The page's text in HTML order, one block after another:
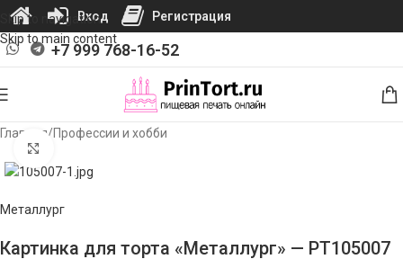
Skip to navigation
Skip to main content
+7 999 768-16-52
Главная/Профессии и хобби
Металлург
Картинка для торта «Металлург» — PT105007
Вход Регистрация